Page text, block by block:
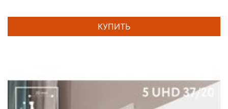
КУПИТЬ